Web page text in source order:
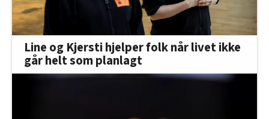
Line og Kjersti hjelper folk når livet ikke
går helt som planlagt